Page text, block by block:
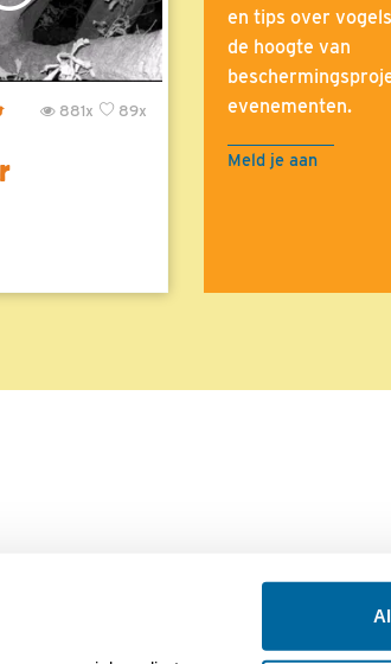
89x
881x
en tips over
de hoogte van
evenementen.
Meld je aan
Colofon